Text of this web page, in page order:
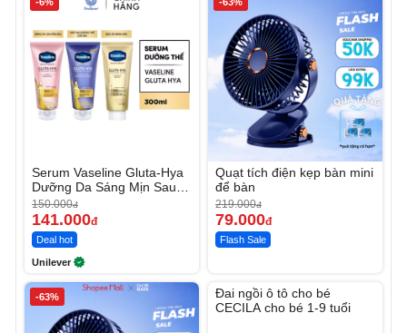
Serum Vaseline Gluta-Hya
Dưỡng Da Sáng Mịn Sau 7
Ngày
150.000đ
141.000đ
Deal hot
Unilever
Quạt tích điện kẹp bàn mini
để bàn
219.000đ
79.000đ
Flash Sale
-63%
Đai ngồi ô tô cho bé
CECILA cho bé 1-9 tuổi